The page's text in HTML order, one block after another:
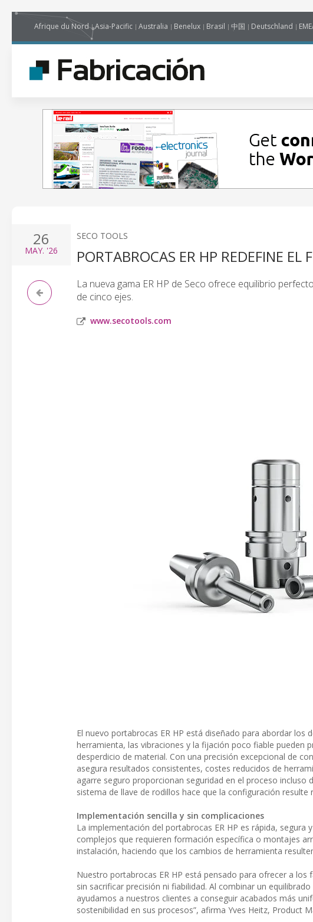
Afrique du Nord Asia-Pacific Australia Benelux Brasil 中国 Deutschland
26
MAY. '26
SECO TOOLS
PORTABROCAS ER HP REDEFINE EL
La nueva gama ER HP de Seco ofrece equilibrio
de cinco ejes.
www.secotools.com
El nuevo portabrocas ER HP está diseñado para abordar
herramienta, las vibraciones y la fijación poco fiable pueden
desperdicio de material. Con una precisión excepcional de
asegura resultados consistentes, costes reducidos de
agarre seguro proporcionan seguridad en el proceso
sistema de llave de rodillos hace que la configuración
Implementación sencilla y sin complicaciones
La implementación del portabrocas ER HP es rápida,
complejos que requieren formación específica o montajes
instalación, haciendo que los cambios de herramienta
Nuestro portabrocas ER HP está pensado para ofrecer a
sin sacrificar precisión ni fiabilidad. Al combinar un
ayudamos a nuestros clientes a conseguir acabados más
sostenibilidad en sus procesos”, afirma Yves Heitz, Product